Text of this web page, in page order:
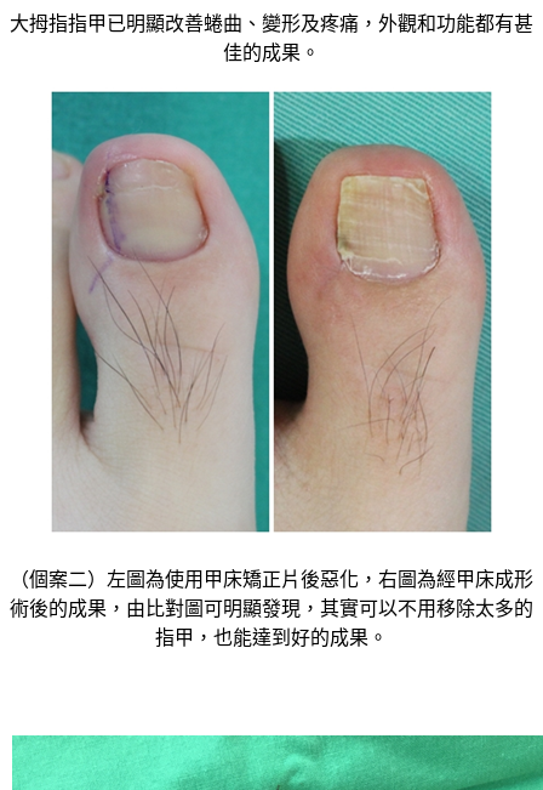
大拇指指甲已明顯改善蜷曲、變形及疼痛，外觀和功能都有甚
佳的成果。
（個案二）左圖為使用甲床矯正片後惡化，右圖為經甲床成形
術後的成果，由比對圖可明顯發現，其實可以不用移除太多的
指甲，也能達到好的成果。